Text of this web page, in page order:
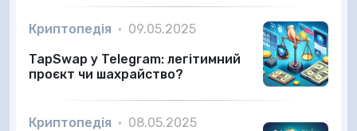
Криптопедія • 09.05.2025
TapSwap у Telegram: легітимний
проєкт чи шахрайство?
Криптопедія • 08.05.2025